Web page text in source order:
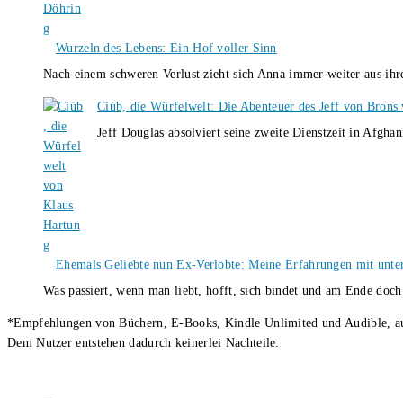
Wurzeln des Lebens: Ein Hof voller Sinn
Nach einem schweren Verlust zieht sich Anna immer weiter aus
Ciùb, die Würfelwelt: Die Abenteuer des Jeff von Brons
Jeff Douglas absolviert seine zweite Dienstzeit in
Ehemals Geliebte nun Ex-Verlobte: Meine Erfahrungen mit
Was passiert, wenn man liebt, hofft, sich bindet und am Ende
*Empfehlungen von Büchern, E-Books, Kindle Unlimited und Audible,
Dem Nutzer entstehen dadurch keinerlei Nachteile.